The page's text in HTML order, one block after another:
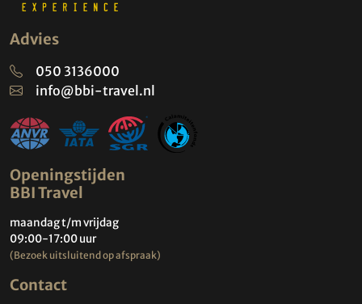
Advies
050 3136000
info@bbi-travel.nl
Openingstijden
BBI Travel
maandag t/m vrijdag
09:00-17:00 uur
(Bezoek uitsluitend op afspraak)
Contact